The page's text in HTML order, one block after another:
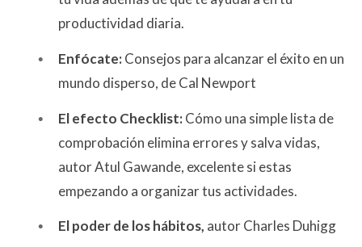
productividad diaria.
Enfócate:Consejos para alcanzar el éxito en un
mundo disperso, de Cal Newport
El efecto Checklist:Cómo una simple lista de
comprobación elimina errores y salva vidas,
autor Atul Gawande, excelente si estas
empezando a organizar tus actividades.
El poder de los hábitos, autor Charles Duhigg